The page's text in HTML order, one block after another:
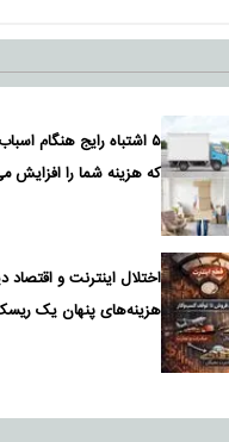
۵ اشتباه رایج هنگام
که هزینه شما را افزایش
اختلال اینترنت و اقتصاد
هزینه‌های پنهان یک